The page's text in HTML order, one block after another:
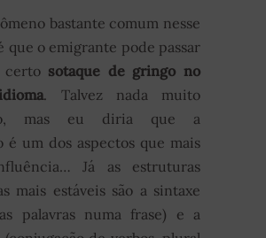
bastante comum nesse
que o emigrante pode passar
sotaque de gringo no
. Talvez nada muito
mas eu diria que a
é um dos aspectos que mais
Já as estruturas
mais estáveis são a sintaxe
palavras numa frase) e a